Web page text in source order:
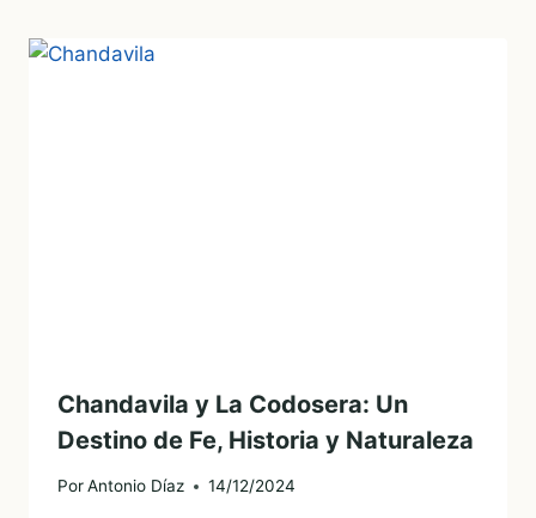
Chandavila y La Codosera: Un
Destino de Fe, Historia y Naturaleza
PorAntonio Díaz 14/12/2024